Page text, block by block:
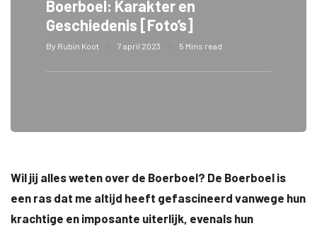
Boerboel: Karakter en
Geschiedenis [Foto’s]
By Rubin Koot 7 april 2023 5 Mins read
Wil jij alles weten over de Boerboel? De Boerboel is
een ras dat me altijd heeft gefascineerd vanwege hun
krachtige en imposante uiterlijk, evenals hun